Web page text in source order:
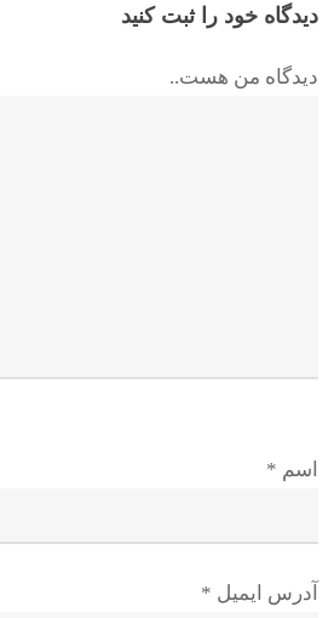
دیدگاه خود را ثبت کنید
دیدگاه من هست..
اسم *
آدرس ایمیل *